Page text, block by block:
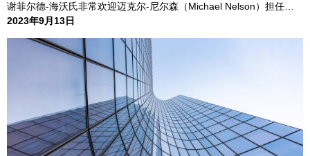
谢菲尔德-海沃氏非常欢迎迈克尔-尼尔森（Michael Nelson）担任常
务董事兼美洲市场主管、
2023年9月13日